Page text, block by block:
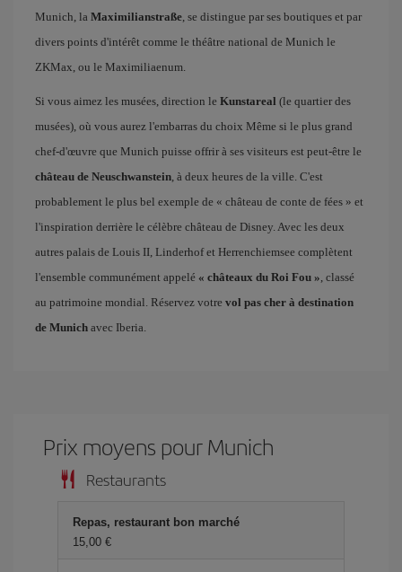
Munich, la Maximilianstraße, se distingue par ses boutiques et par
divers points d'intérêt comme le théâtre national de Munich le
ZKMax, ou le Maximiliaenum.
Si vous aimez les musées, direction le Kunstareal (le quartier des
musées), où vous aurez l'embarras du choix Même si le plus grand
chef-d'œuvre que Munich puisse offrir à ses visiteurs est peut-être le
château de Neuschwanstein, à deux heures de la ville. C'est
probablement le plus bel exemple de « château de conte de fées » et
l'inspiration derrière le célèbre château de Disney. Avec les deux
autres palais de Louis II, Linderhof et Herrenchiemsee complètent
l'ensemble communément appelé « châteaux du Roi Fou », classé
au patrimoine mondial. Réservez votre vol pas cher à destination
de Munich avec Iberia.
Prix ​​moyens pour Munich
Restaurants
Repas, restaurant bon marché
15,00 €